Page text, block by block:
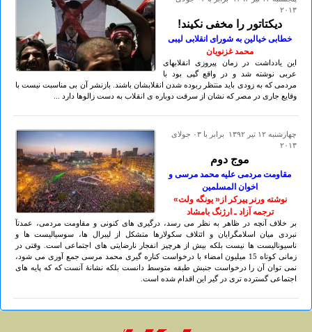
۲۰۱۳
دیکتاتور را مخفی نکیند!
خطابی خیالین به شورای انقلابی لیبی
محمد غزنويان
این یادداشت در زمان پیروزی انقلابهای
عربی نوشته شد و در واقع گپی بود با
مردمی که به زودی باید منتظر ربوده شدن انقلابشان باشند. بازنشر آن بی مناسبت نیست با
وقایع جاری در مصر که نشان از سرقت دوباره ی انقلاب به دست زالوها دارد ...
چهارشنبه ۱۲ تير ۱۳۹۲ برابر با ۰۳ جولای
۲۰۱۳
موج دوم
مقاومت مردمی علیه محمد مرسی و
اخوان المسلمین
نوشته ورنر پیرکر از« یونگه ولت»
ترجمه آزاد ـ ارژنگ بامشاد
بر خلاف آنچه در ظاهر به نظر می رسد، درگیری های کنونی و مقاومت مردمی، عمدتآ
نبردی میان اسلامگرایان و ائتلاف سکولارها متشکل از لیبرال ها، سوسیالیست ها و
ناسیونالیست ها نیست بلکه بیش از هرچیز انفجار نارضایتی های اجتماعی است. وقتی در
زمانی کوتاه 15 میلیون امضاء با درخواست کناره گیری محمد مرسی جمع آوری می شود،
نمی توان آن را درخواست جنبش طبقه متوسط دانست بلکه نشانۀ آنست که که پایه های
اجتماعی گسترده تری در گیر این اقدام شده است.